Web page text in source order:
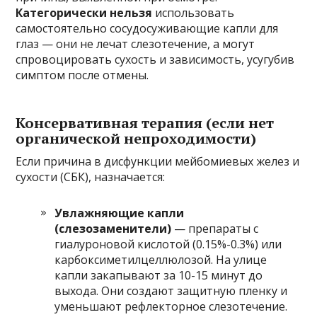
Категорически нельзя использовать
самостоятельно сосудосуживающие капли для
глаз — они не лечат слезотечение, а могут
спровоцировать сухость и зависимость, усугубив
симптом после отмены.
Консервативная терапия (если нет
органической непроходимости)
Если причина в дисфункции мейбомиевых желез и
сухости (СБК), назначается:
Увлажняющие капли
(слезозаменители) — препараты с
гиалуроновой кислотой (0.15%-0.3%) или
карбоксиметилцеллюлозой. На улице
капли закапывают за 10-15 минут до
выхода. Они создают защитную пленку и
уменьшают рефлекторное слезотечение.